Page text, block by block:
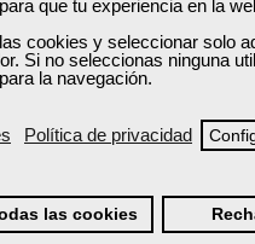
que tu experiencia en la
las cookies y seleccionar solo
Si no seleccionas ninguna
la navegación.
Política de privacidad
las cookies
que estás
a la formación gratuita
personal.
el sector industria química